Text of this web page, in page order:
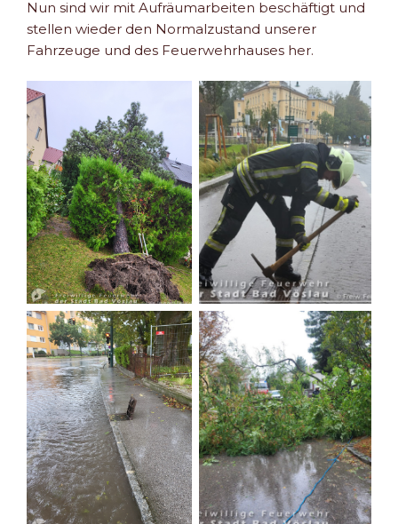
Nun sind wir mit Aufräumarbeiten beschäftigt und
stellen wieder den Normalzustand unserer
Fahrzeuge und des Feuerwehrhauses her.